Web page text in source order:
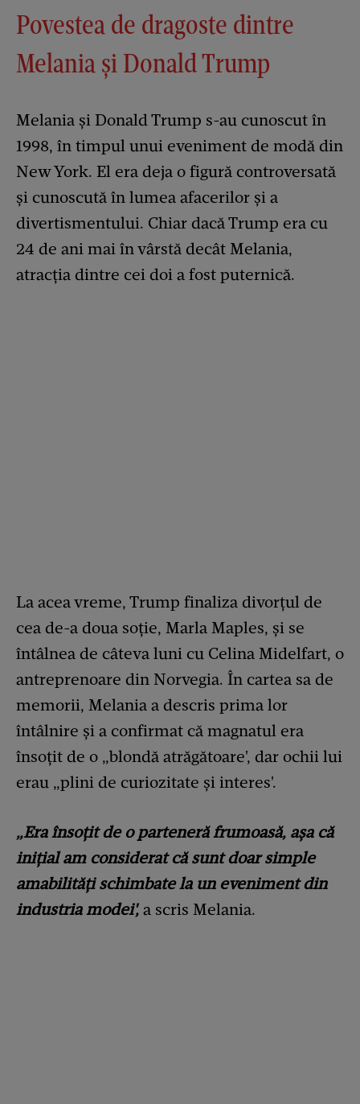
Povestea de dragoste dintre
Melania și Donald Trump
Melania și Donald Trump s-au cunoscut în
1998, în timpul unui eveniment de modă din
New York. El era deja o figură controversată
și cunoscută în lumea afacerilor și a
divertismentului. Chiar dacă Trump era cu
24 de ani mai în vârstă decât Melania,
atracția dintre cei doi a fost puternică.
La acea vreme, Trump finaliza divorțul de
cea de-a doua soție, Marla Maples, și se
întâlnea de câteva luni cu Celina Midelfart, o
antreprenoare din Norvegia. În cartea sa de
memorii, Melania a descris prima lor
întâlnire și a confirmat că magnatul era
însoțit de o „blondă atrăgătoare', dar ochii lui
erau „plini de curiozitate și interes'.
​„Era însoțit de o parteneră frumoasă, așa că
inițial am considerat că sunt doar simple
amabilități schimbate la un eveniment din
industria modei', a scris Melania.